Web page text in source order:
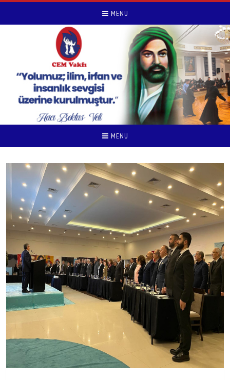
MENU
MENU